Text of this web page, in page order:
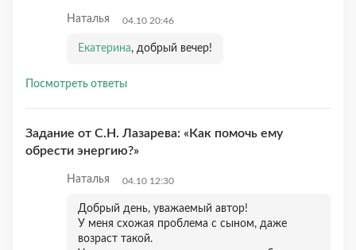
Наталья 04.10 20:46
Екатерина, добрый вечер!
Посмотреть ответы
Задание от С.Н. Лазарева: «Как помочь ему
обрести энергию?»
Наталья 04.10 12:30
Добрый день, уважаемый автор!
У меня схожая проблема с сыном, даже
возраст такой.